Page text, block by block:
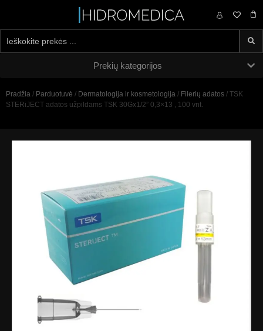
0,00 €
Prekių kategorijos
Pradžia / Parduotuvė / Dermatologija ir kosmetologija / Filerių adatos / TSK
STERiJECT adatos užpildams TSK 30Gx1/2” 0,3×13 , 100 vnt.